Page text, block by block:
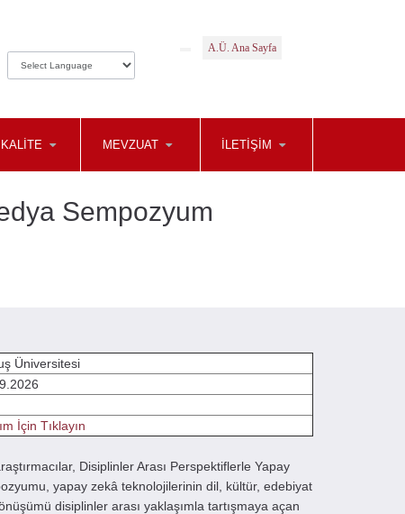
A.Ü. Ana Sayfa
KALİTE MEVZUAT İLETİŞİM
Sempozyum
Üniversitesi
İçin Tıklayın
Disiplinler Arası Perspektiflerle Yapay
yapay zekâ teknolojilerinin dil, kültür, edebiyat
disiplinler arası yaklaşımla tartışmaya açan